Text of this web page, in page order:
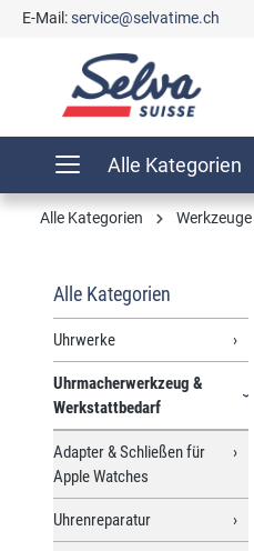
Zur Hauptnavigation
E-Mail:service@selvatime.ch
Alle Kategorien
Alle Kategorien
Alle Kategorien
Uhrwerke
Uhrmacherwerkzeug &
Werkstattbedarf
Adapter & Schließen für
Apple Watches
Uhrenreparatur